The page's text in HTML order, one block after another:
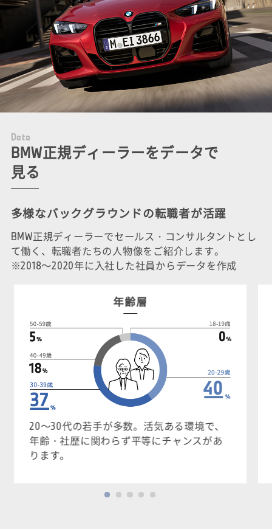
Data
BMW正規ディーラーをデータで
見る
多様なバックグラウンドの転職者が活躍
BMW正規ディーラーでセールス・コンサルタントとし
て働く、転職者たちの人物像をご紹介します。
※2018～2020年に入社した社員からデータを作成
年齢層
20～30代の若手が多数。活気ある環境で、
年齢・社歴に関わらず平等にチャンスがあ
ります。